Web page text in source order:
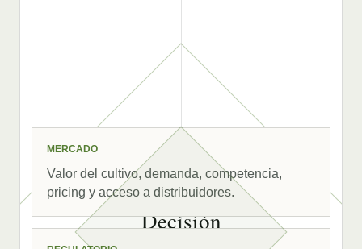
Decisión
MERCADO
Valor del cultivo, demanda, competencia,
pricing y acceso a distribuidores.